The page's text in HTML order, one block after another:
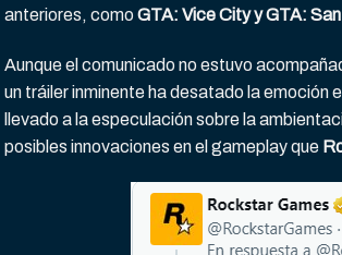
anteriores, comoGTA: Vice City y GTA:
Aunque el comunicado no estuvo
un tráiler inminente ha desatado la emoción
llevado a la especulación sobre la
posibles innovaciones en el gameplay que